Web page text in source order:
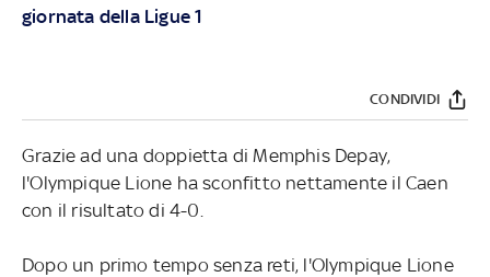
giornata della Ligue 1
CONDIVIDI
Grazie ad una doppietta di Memphis Depay,
l'Olympique Lione ha sconfitto nettamente il Caen
con il risultato di 4-0.
Dopo un primo tempo senza reti, l'Olympique Lione